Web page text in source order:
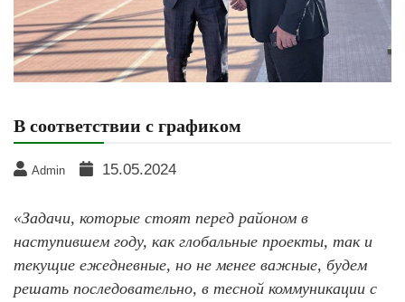
В соответствии с графиком
Admin 15.05.2024
«Задачи, которые стоят перед районом в
наступившем году, как глобальные проекты, так и
текущие ежедневные, но не менее важные, будем
решать последовательно, в тесной коммуникации с